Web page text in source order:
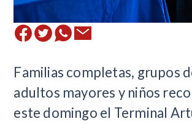
​Familias completas, grupos
adultos mayores y niños
este domingo el Terminal